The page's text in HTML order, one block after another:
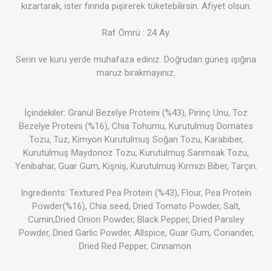
kızartarak, ister fırında pişirerek tüketebilirsin. Afiyet olsun.
Raf Ömrü : 24 Ay.
Serin ve kuru yerde muhafaza ediniz. Doğrudan güneş ışığına
maruz bırakmayınız.
İçindekiler: Granül Bezelye Proteini (%43), Pirinç Unu, Toz
Bezelye Proteini (%16), Chia Tohumu, Kurutulmuş Domates
Tozu, Tuz, Kimyon Kurutulmuş Soğan Tozu, Karabiber,
Kurutulmuş Maydonoz Tozu, Kurutulmuş Sarımsak Tozu,
Yenibahar, Guar Gum, Kişniş, Kurutulmuş Kırmızı Biber, Tarçın.
Ingredients: Textured Pea Protein (%43), Flour, Pea Protein
Powder(%16), Chia seed, Dried Tomato Powder, Salt,
Cumin,Dried Onion Powder, Black Pepper, Dried Parsley
Powder, Dried Garlic Powder, Allspice, Guar Gum, Coriander,
Dried Red Pepper, Cinnamon.